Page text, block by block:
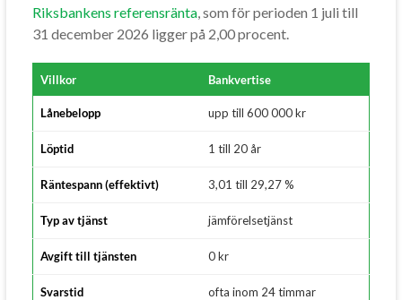
Riksbankens referensränta, som för perioden 1 juli till
31 december 2026 ligger på 2,00 procent.
Villkor Bankvertise
Lånebelopp upp till 600 000 kr
Löptid 1 till 20 år
Räntespann (effektivt) 3,01 till 29,27 %
Typ av tjänst jämförelsetjänst
Avgift till tjänsten 0 kr
Svarstid ofta inom 24 timmar